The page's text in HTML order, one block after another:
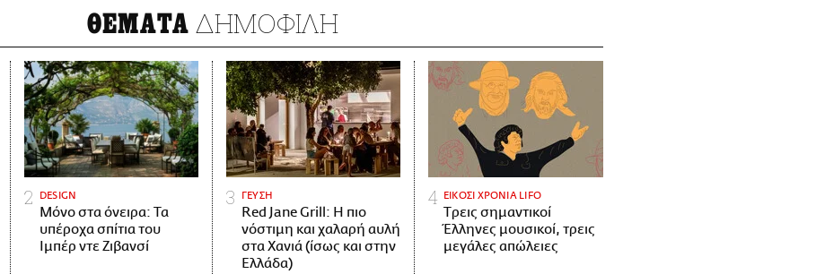
ΘΕΜΑΤΑ ΔΗΜΟΦΙΛΗ
DESIGN
Μόνο στα όνειρα: Τα
υπέροχα σπίτια του
Ιμπέρ ντε Ζιβανσί
ΓΕΥΣΗ
Red Jane Grill: Η πιο
νόστιμη και χαλαρή αυλή
στα Χανιά (ίσως και στην
Ελλάδα)
ΕΙΚΟΣΙ ΧΡΟΝΙΑ LIFO
Tρεις σημαντικοί
Έλληνες μουσικοί, τρεις
μεγάλες απώλειες